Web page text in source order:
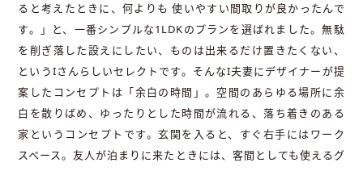
ると考えたときに、何よりも 使いやすい間取りが良かったんで
す。」と、一番シンプルな1LDKのプランを選ばれました。無駄
を削ぎ落した設えにしたい、ものは出来るだけ置きたくない、
というIさんらしいセレクトです。そんなI夫妻にデザイナーが提
案したコンセプトは「余白の時間」。空間のあらゆる場所に余
白を散りばめ、ゆったりとした時間が流れる、落ち着きのある
家というコンセプトです。玄関を入ると、すぐ右手にはワーク
スペース。友人が泊まりに来たときには、客間としても使えるグ